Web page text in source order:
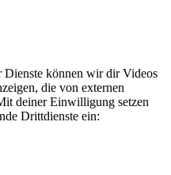
Dienste können wir dir Videos
die von externen
deiner Einwilligung setzen
Drittdienste ein: